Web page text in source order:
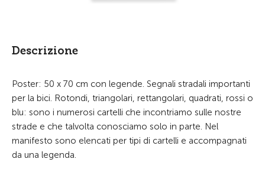
Descrizione
Poster: 50 x 70 cm con legende. Segnali stradali importanti
per la bici. Rotondi, triangolari, rettangolari, quadrati, rossi o
blu: sono i numerosi cartelli che incontriamo sulle nostre
strade e che talvolta conosciamo solo in parte. Nel
manifesto sono elencati per tipi di cartelli e accompagnati
da una legenda.